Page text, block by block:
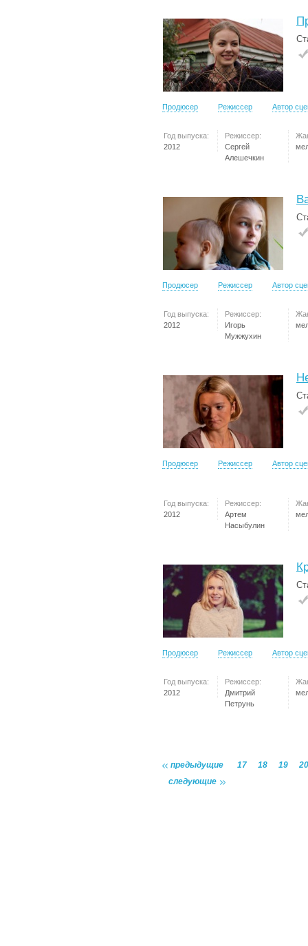
Продюсер Режиссер Автор
Год выпуска:
2012
Режиссер:
Сергей
Алешечкин
Продюсер Режиссер Автор
Год выпуска:
2012
Режиссер:
Игорь
Мужжухин
Продюсер Режиссер Автор
Год выпуска:
2012
Режиссер:
Артем
Насыбулин
Продюсер Режиссер Автор
Год выпуска:
2012
Режиссер:
Дмитрий
Петрунь
предыдущие 17 18 19
20
следующие